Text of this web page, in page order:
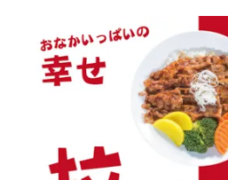
考
|
第
鮨
秋